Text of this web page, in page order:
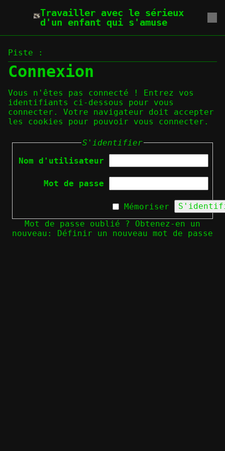
Travailler avec le sérieux
d'un enfant qui s'amuse
Piste :
Connexion
Vous n'êtes pas connecté ! Entrez vos
identifiants ci-dessous pour vous
connecter. Votre navigateur doit accepter
les cookies pour pouvoir vous connecter.
S'identifier
Nom d'utilisateur
Mot de passe
Mémoriser
Mot de passe oublié ? Obtenez-en un
nouveau: Définir un nouveau mot de passe